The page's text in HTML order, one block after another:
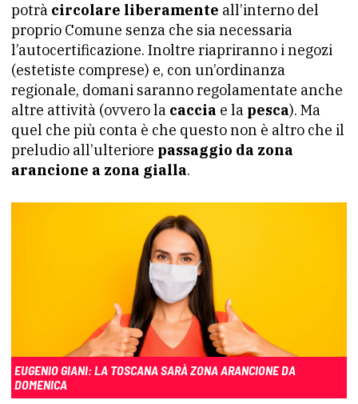
potrà circolare liberamente all’interno del
proprio Comune senza che sia necessaria
l’autocertificazione. Inoltre riapriranno i negozi
(estetiste comprese) e, con un’ordinanza
regionale, domani saranno regolamentate anche
altre attività (ovvero la caccia e la pesca). Ma
quel che più conta è che questo non è altro che il
preludio all’ulteriore passaggio da zona
arancione a zona gialla.
EUGENIO GIANI: LA TOSCANA SARÀ ZONA ARANCIONE DA
DOMENICA